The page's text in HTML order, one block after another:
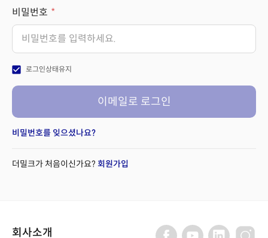
비밀번호
check_box 로그인상태유지
이메일로 로그인
비밀번호를 잊으셨나요?
더밀크가 처음이신가요? 회원가입
회사소개